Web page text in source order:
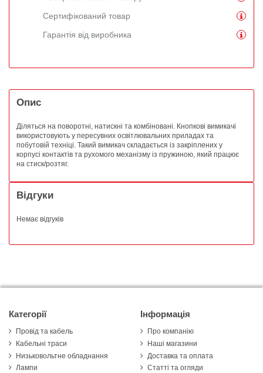
Сертифікований товар
Гарантія від виробника
Опис
Діляться на поворотні, натискні та комбіновані. Кнопкові вимикачі
використовують у пересувних освітлювальних приладах та
побутовій техніці. Такий вимикач складається із закріплених у
корпусі контактів та рухомого механізму із пружиною, який працює
на стиск/розтяг.
Відгуки
Немає відгуків
Категорії
Провід та кабель
Кабельні траси
Низьковольтне обладнання
Лампи
Інформація
Про компанію
Наші магазини
Доставка та оплата
Статті та огляди